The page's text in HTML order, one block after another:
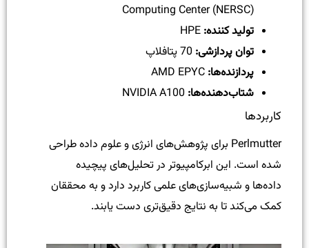
Computing Center (NERSC)
تولید کننده:
توان پردازشی:
پردازنده‌ها:
شتاب‌دهنده‌ها:
کاربردها
Perlmutter برای پژوهش‌های انرژی و علوم داده طراحی
شده است. این ابرکامپیوتر در تحلیل‌های پیچیده
داده‌ها و شبیه‌سازی‌های علمی کاربرد دارد و به محققان
کمک می‌کند تا به نتایج دقیق‌تری دست یابند.